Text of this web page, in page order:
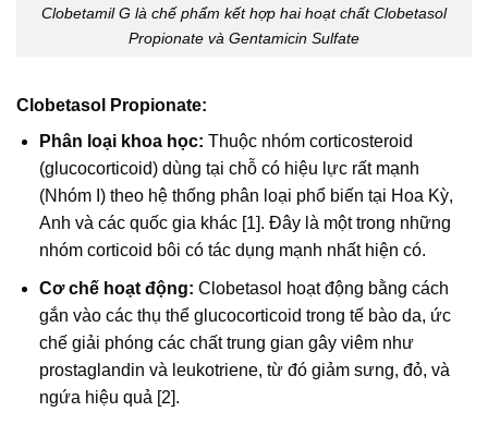
Clobetamil G là chế phẩm kết hợp hai hoạt chất Clobetasol
Propionate và Gentamicin Sulfate
Clobetasol Propionate:
Phân loại khoa học: Thuộc nhóm corticosteroid
(glucocorticoid) dùng tại chỗ có hiệu lực rất mạnh
(Nhóm I) theo hệ thống phân loại phổ biến tại Hoa Kỳ,
Anh và các quốc gia khác [1]. Đây là một trong những
nhóm corticoid bôi có tác dụng mạnh nhất hiện có.
Cơ chế hoạt động: Clobetasol hoạt động bằng cách
gắn vào các thụ thể glucocorticoid trong tế bào da, ức
chế giải phóng các chất trung gian gây viêm như
prostaglandin và leukotriene, từ đó giảm sưng, đỏ, và
ngứa hiệu quả [2].